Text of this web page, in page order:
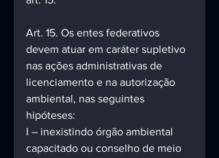
Art. 15. Os entes federativos
devem atuar em caráter supletivo
nas ações administrativas de
licenciamento e na autorização
ambiental, nas seguintes
hipóteses:
I – inexistindo órgão ambiental
capacitado ou conselho de meio